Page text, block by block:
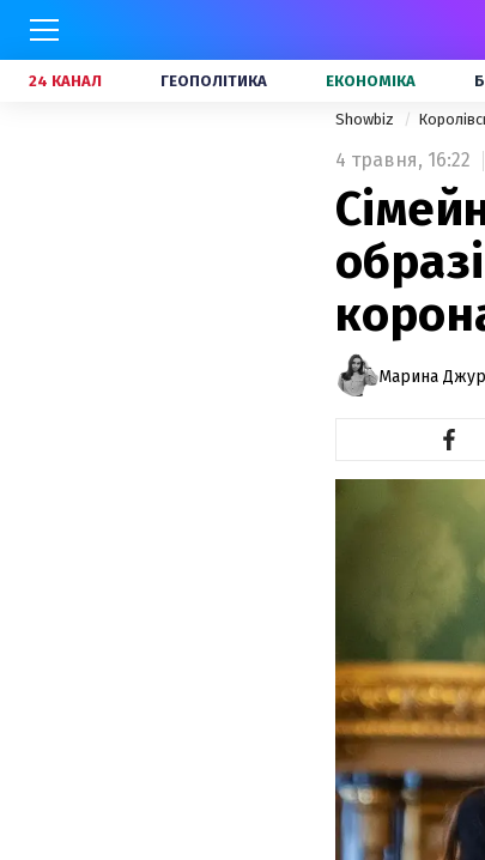
24 КАНАЛ ГЕОПОЛІТИКА ЕКОНОМІКА
Showbiz
4 травня, 16:22
Марина